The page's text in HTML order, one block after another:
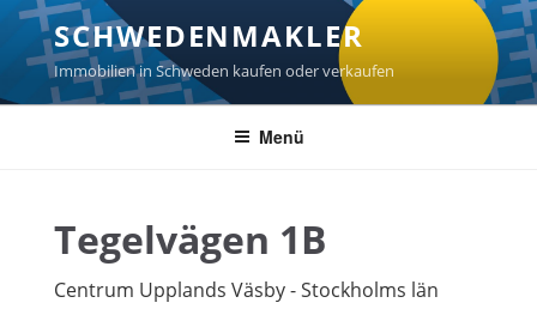
Zum
Inhalt
springen
SCHWEDENMAKLER
Immobilien in Schweden kaufen oder verkaufen
Menü
Tegelvägen 1B
Centrum Upplands Väsby - Stockholms län